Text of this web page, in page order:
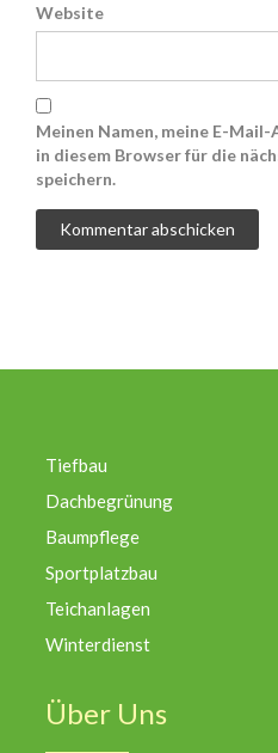
Website
Meinen Namen, meine E-
in diesem Browser für die
speichern.
Tiefbau
Dachbegrünung
Baumpflege
Sportplatzbau
Teichanlagen
Winterdienst
Über Uns